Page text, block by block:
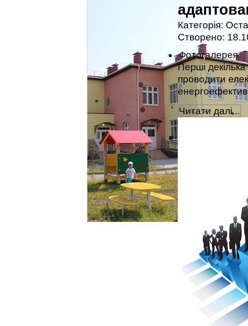
Категорія:
Створено:
Фотогалерея
Перші
проводити
Читати далі...